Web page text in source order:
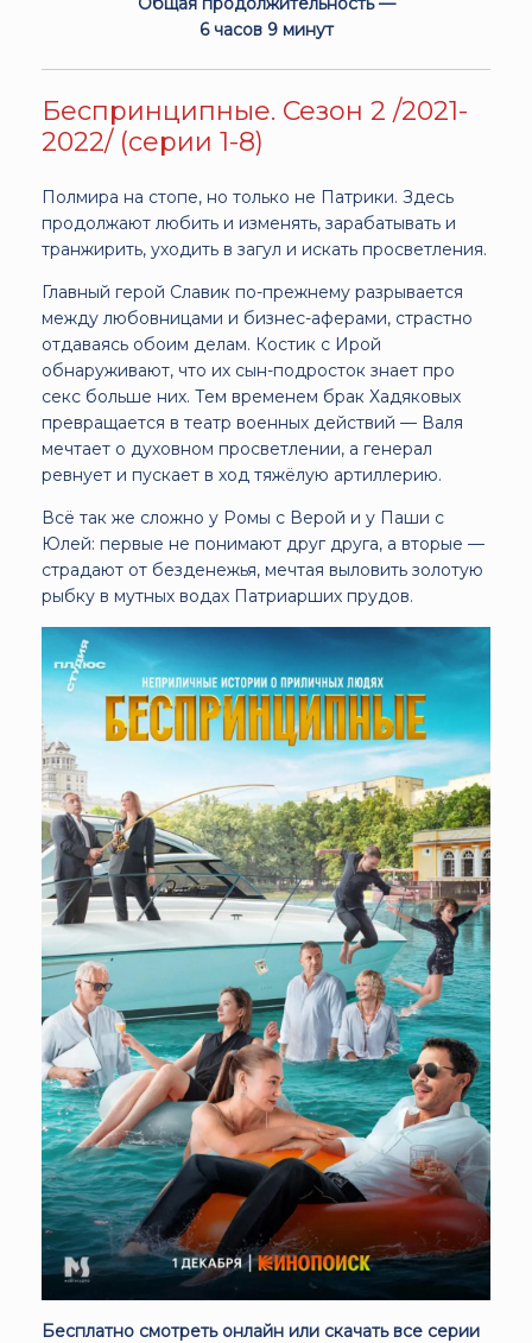
6 часов 9 минут
Беспринципные. Сезон 2 /2021-
2022/ (серии 1-8)
Полмира на стопе, но только не Патрики. Здесь
продолжают любить и изменять, зарабатывать и
транжирить, уходить в загул и искать просветления.
Главный герой Славик по-прежнему разрывается
между любовницами и бизнес-аферами, страстно
отдаваясь обоим делам. Костик с Ирой
обнаруживают, что их сын-подросток знает про
секс больше них. Тем временем брак Хадяковых
превращается в театр военных действий — Валя
мечтает о духовном просветлении, а генерал
ревнует и пускает в ход тяжёлую артиллерию.
Всё так же сложно у Ромы с Верой и у Паши с
Юлей: первые не понимают друг друга, а вторые —
страдают от безденежья, мечтая выловить золотую
рыбку в мутных водах Патриарших прудов.
Бесплатно смотреть онлайн или скачать все серии